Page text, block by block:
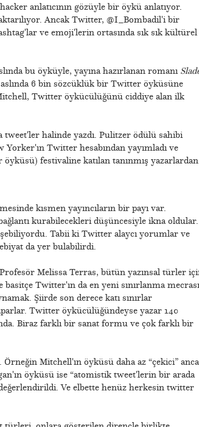
anlatıcının gözüyle bir öykü anlatıyor.
Ancak Twitter, @I_Bombadil'i bir
ve emoji'lerin ortasında sık sık kültürel
bu öyküyle, yayına hazırlanan romanı
aslında 6 bin sözcüklük bir Twitter öyküsüne
Twitter öykücülüğünü ciddiye alan ilk
tweet'ler halinde yazdı. Pulitzer ödülü sahibi
Twitter hesabından yayımladı ve
festivaline katılan tanınmış yazarlardan
kısmen yayıncıların bir payı var.
kurabilecekleri düşüncesiyle ikna oldular.
Tabii ki Twitter alaycı yorumlar ve
da yer bulabilirdi.
Melissa Terras, bütün yazınsal türler
Twitter'ın da en yeni sınırlanma mecrası
Şiirde son derece katı sınırlar
Twitter öykücülüğündeyse yazar 140
Biraz farklı bir sanat formu ve çok farklı bir
Mitchell'ın öyküsü daha az “çekici”
öyküsü ise “atomistik tweet'lerin bir arada
Ve elbette henüz herkesin twitter